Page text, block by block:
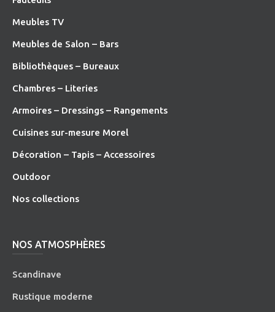
Meubles TV
Meubles de Salon – Bars
Bibliothèques – Bureaux
Chambres – Literies
Armoires – Dressings – Rangements
Cuisines sur-mesure Morel
Décoration – Tapis – Accessoires
Outdoor
Nos collections
NOS ATMOSPHÈRES
Scandinave
Rustique moderne